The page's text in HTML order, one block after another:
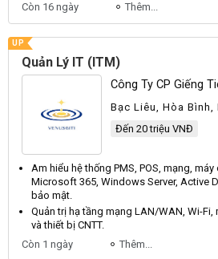
Còn 16 ngày
Thêm...
UP
Quản Lý IT (ITM)
Công Ty CP Giếng
Bạc Liêu, Hòa Bình,
Đến 20 triệu VNĐ
Am hiểu hệ thống PMS, POS, mạng, máy
Microsoft 365, Windows Server, Active
bảo mật.
Quản trị hạ tầng mạng LAN/WAN, Wi-Fi,
và thiết bị CNTT.
Còn 1 ngày
Thêm...